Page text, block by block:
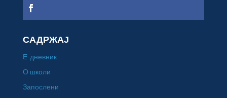
САДРЖАЈ
Е-дневник
О школи
Запослени